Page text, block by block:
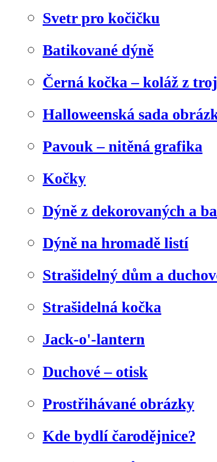
Svetr pro kočičku
Batikované dýně
Černá kočka – koláž z
Halloweenská sada
Pavouk – nitěná grafika
Kočky
Dýně z dekorovaných a
Dýně na hromadě listí
Strašidelný dům a
Strašidelná kočka
Jack-o'-lantern
Duchové – otisk
Prostřihávané obrázky
Kde bydlí čarodějnice?